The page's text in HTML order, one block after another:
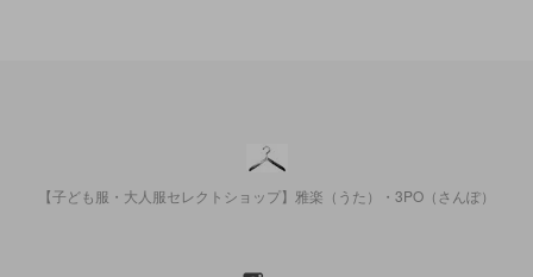
【子ども服・大人服セレクトショップ】雅楽（うた）・3PO（さんぽ）